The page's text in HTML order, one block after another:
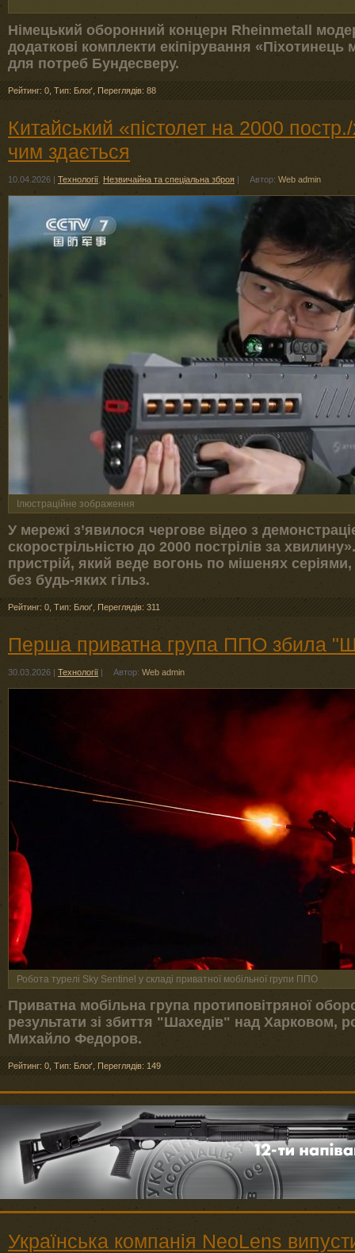
Німецький оборонний концерн Rheinmetall
додаткові комплекти екіпірування
для потреб Бундесверу.
Рейтинг: 0 Тип: Блоґ Переглядів: 88
Китайський «пістолет на 2000
чим здається
10.04.2026 | Технології Незвичайна та спеціальна зброя | Автор: Web admin
Ілюстраційне зображення
У мережі з’явилося чергове відео з
скорострільністю до 2000 пострілів за
пристрій, який веде вогонь по мішенях серіями,
без будь-яких гільз.
Рейтинг: 0 Тип: Блоґ Переглядів: 311
Перша приватна група ППО збила
30.03.2026 | Технології | Автор: Web admin
Робота турелі Skу Sentinel у складі приватної мобільної групи ППО
Приватна мобільна група протиповітряної
результати зі збиття "Шахедів" над Харковом,
Михайло Федоров.
Рейтинг: 0 Тип: Блоґ Переглядів: 149
Українська компанія NeoLens